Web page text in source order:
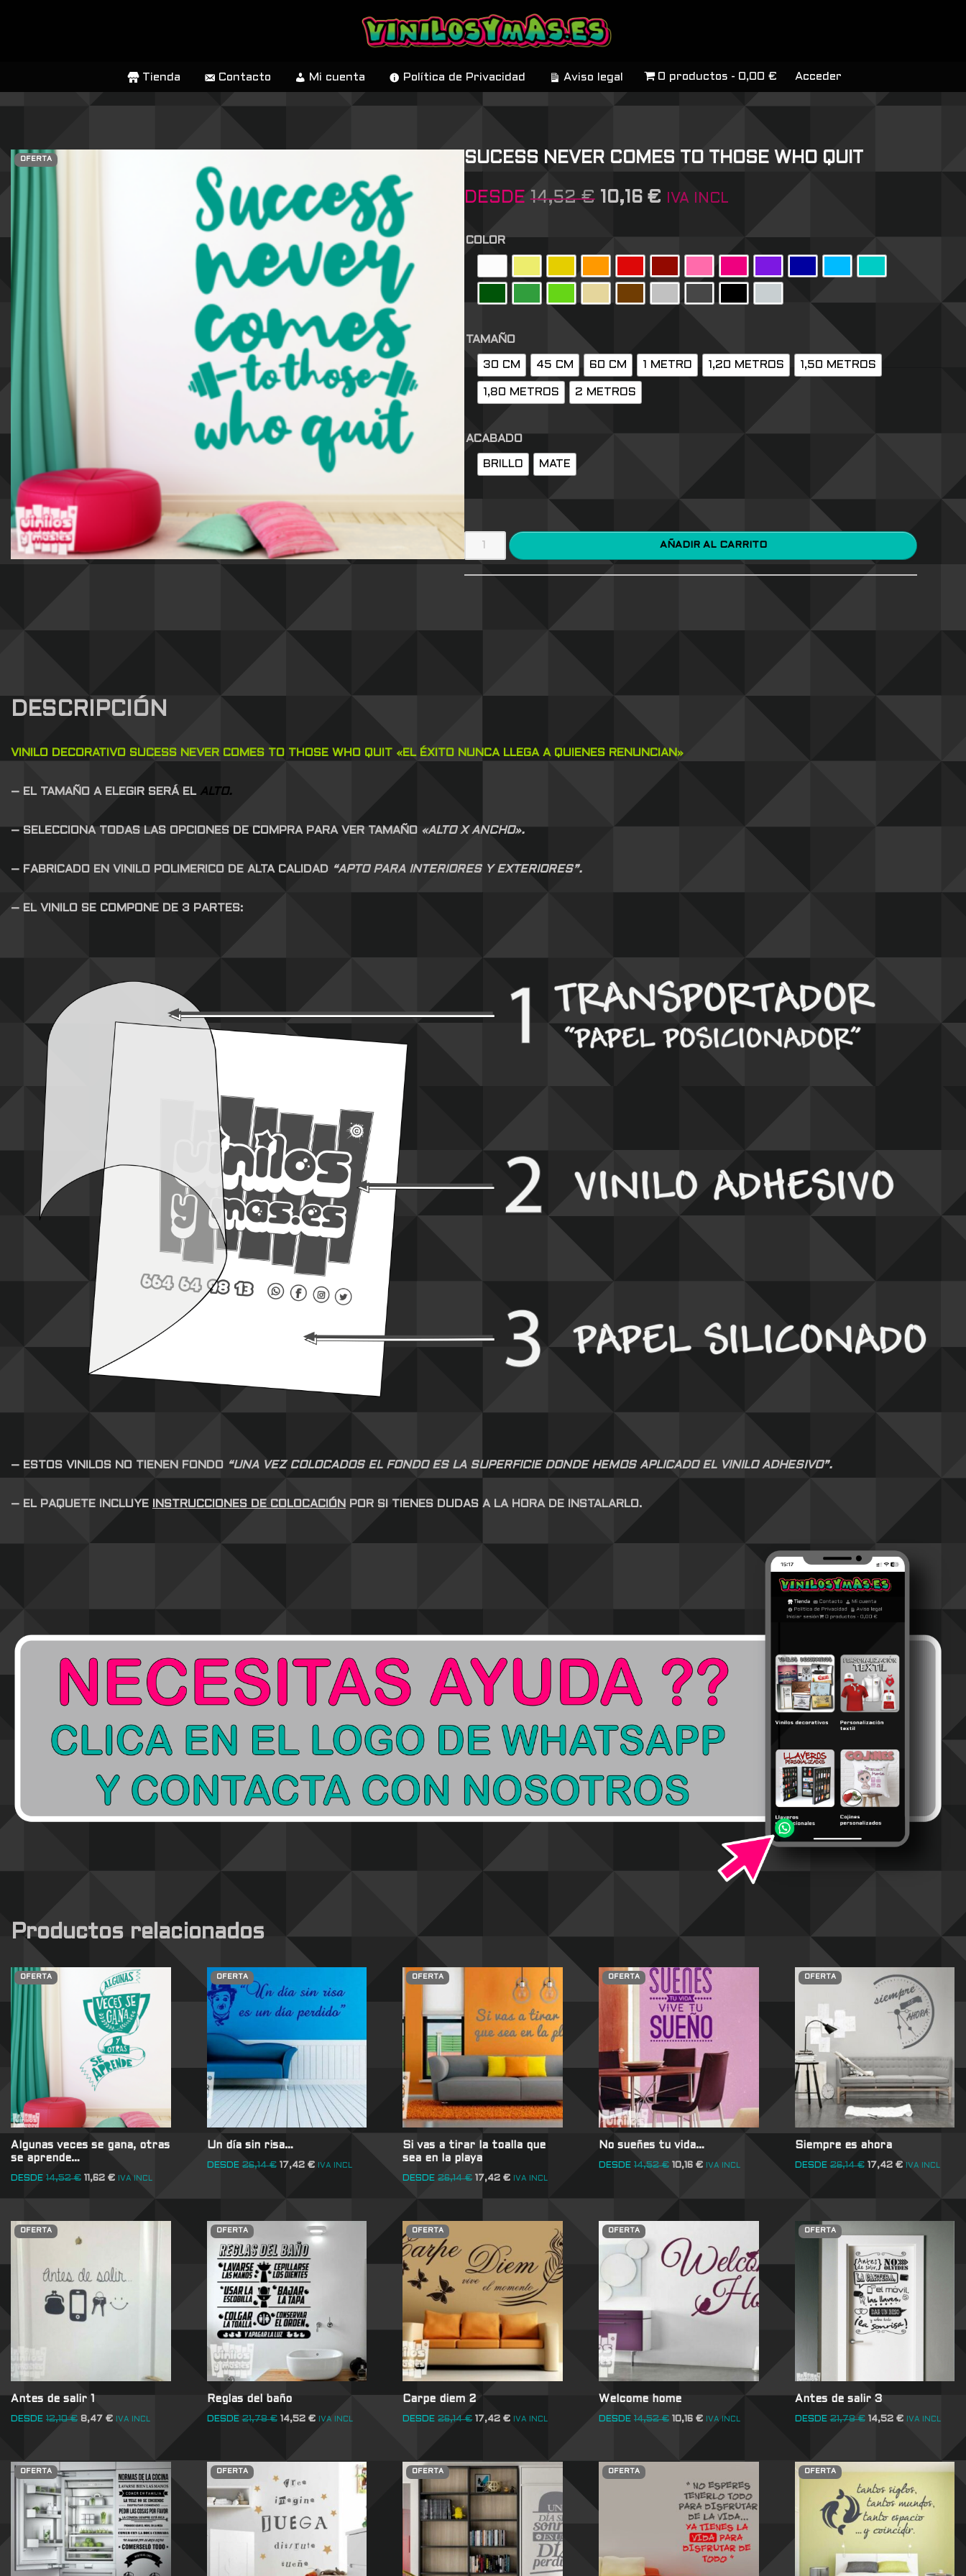
Tienda Contacto Mi cuenta Política de Privacidad Aviso legal 0 productos 0,00 € Acceder
OFERTA SUCESS NEVER COMES TO THOSE WHO QUIT
DESDE 14,52€ 10,16 € IVA INCL
COLOR
TAMAÑO
30 CM 45 CM 60 CM 1 METRO 1,20 METROS 1,50 METROS
1,80 METROS 2 METROS
ACABADO
BRILLO MATE
AÑADIR AL CARRITO
DESCRIPCIÓN
VINILO DECORATIVO SUCESS NEVER COMES TO THOSE WHO QUIT «EL ÉXITO NUNCA LLEGA A QUIENES RENUNCIAN»
– EL TAMAÑO A ELEGIR SERÁ EL ALTO.
– SELECCIONA TODAS LAS OPCIONES DE COMPRA PARA VER TAMAÑO «ALTO X ANCHO».
– FABRICADO EN VINILO POLIMERICO DE ALTA CALIDAD “APTO PARA INTERIORES Y EXTERIORES”.
– EL VINILO SE COMPONE DE 3 PARTES:
– ESTOS VINILOS NO TIENEN FONDO “UNA VEZ COLOCADOS EL FONDO ES LA SUPERFICIE DONDE HEMOS APLICADO EL VINILO ADHESIVO”.
– EL PAQUETE INCLUYE INSTRUCCIONES DE COLOCACIÓN POR SI TIENES DUDAS A LA HORA DE INSTALARLO.
Productos relacionados
OFERTA
Algunas veces se gana, otras
se aprende…
DESDE 14,52€ 11,62 € IVA INCL
OFERTA
Un día sin risa…
DESDE 26,14€ 17,42 € IVA INCL
OFERTA
Si vas a tirar la toalla que
sea en la playa
DESDE 26,14€ 17,42€ IVA INCL
OFERTA
No sueñes tu vida…
DESDE 14,52€ 10,16 € IVA INCL
OFERTA
Siempre es ahora
DESDE 26,14€ 17,42 € IVA INCL
OFERTA
Antes de salir 1
DESDE 12,10€ 8,47 € IVA INCL
OFERTA
Reglas del baño
DESDE 21,78€ 14,52 € IVA INCL
OFERTA
Carpe diem 2
DESDE 26,14€ 17,42€ IVA INCL
OFERTA
Welcome home
DESDE 14,52€ 10,16 € IVA INCL
OFERTA
Antes de salir 3
DESDE 21,78€ 14,52 € IVA INCL
OFERTA OFERTA OFERTA OFERTA OFERTA